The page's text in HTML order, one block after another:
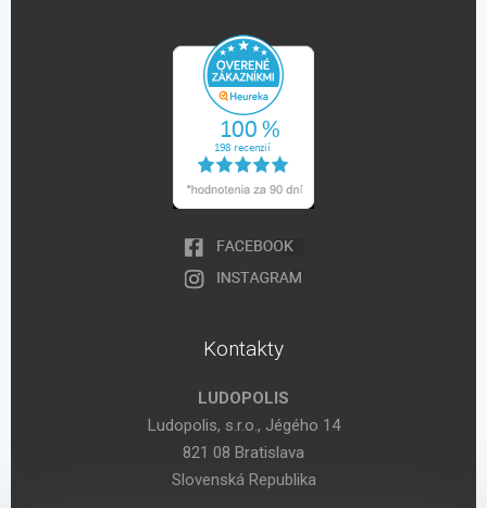
Kontakty
LUDOPOLIS
Ludopolis, s.r.o., Jégého 14
821 08 Bratislava
Slovenská Republika